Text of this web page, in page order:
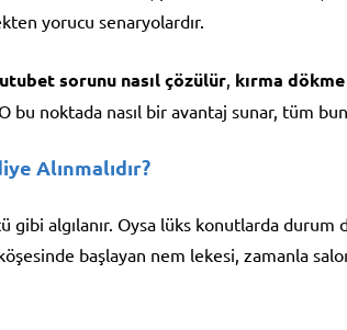
yorucu senaryolardır.
sorunu nasıl çözülür, kırma
bu noktada nasıl bir avantaj sunar, tüm
Alınmalıdır?
algılanır. Oysa lüks konutlarda
başlayan nem lekesi, zamanla